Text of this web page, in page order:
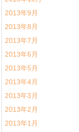
2013年9月
2013年8月
2013年7月
2013年6月
2013年5月
2013年4月
2013年3月
2013年2月
2013年1月